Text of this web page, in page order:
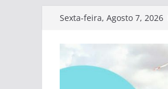
content
Sexta-feira, Agosto 7, 2026